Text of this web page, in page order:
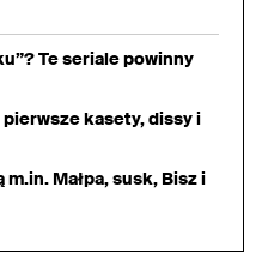
Te seriale powinny
kasety, dissy i
Małpa, susk, Bisz i